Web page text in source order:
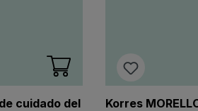
de 4.7 de 5 estrellas
cuidado del
Korres